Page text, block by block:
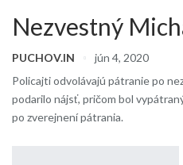
Nezvestný
PUCHOV.IN jún 4, 2020
Policajti odvolávajú pátranie po
podarilo nájsť, pričom bol
po zverejnení pátrania.